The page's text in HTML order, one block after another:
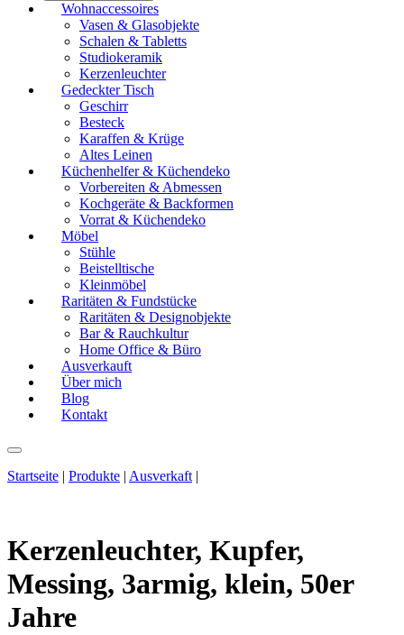
Wohnaccessoires
Vasen & Glasobjekte
Schalen & Tabletts
Studiokeramik
Kerzenleuchter
Gedeckter Tisch
Geschirr
Besteck
Karaffen & Krüge
Altes Leinen
Küchenhelfer & Küchendeko
Vorbereiten & Abmessen
Kochgeräte & Backformen
Vorrat & Küchendeko
Möbel
Stühle
Beistelltische
Kleinmöbel
Raritäten & Fundstücke
Raritäten & Designobjekte
Bar & Rauchkultur
Home Office & Büro
Ausverkauft
Über mich
Blog
Kontakt
Startseite | Produkte | Ausverkaft |
Kerzenleuchter, Kupfer,
Messing, 3armig, klein, 50er
Jahre